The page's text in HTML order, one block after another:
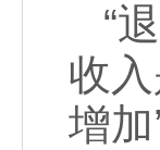
“
收
增